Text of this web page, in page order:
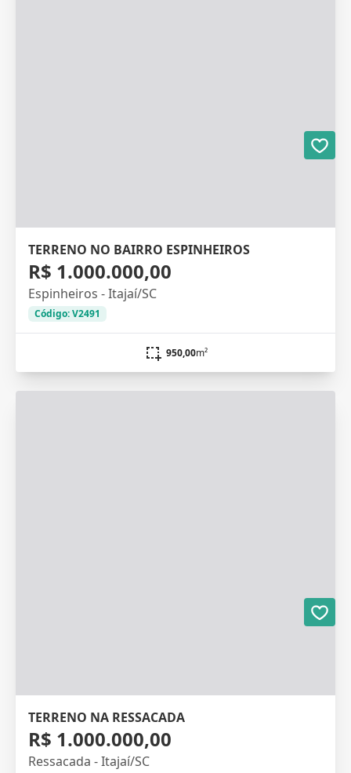
TERRENO NO BAIRRO ESPINHEIROS
R$ 1.000.000,00
Espinheiros - Itajaí/SC
Código: V2491
950,00m²
TERRENO NA RESSACADA
R$ 1.000.000,00
Ressacada - Itajaí/SC